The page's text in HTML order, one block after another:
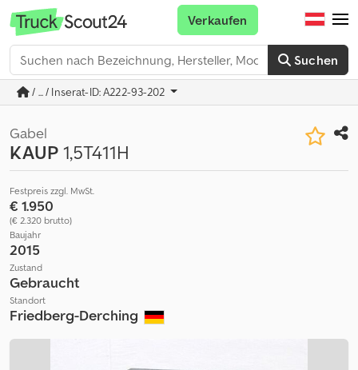
Suchen
Verkaufen
/ ... / Inserat-ID: A222-93-202
Gabel
KAUP1,5T411H
Festpreis zzgl. MwSt.
€ 1.950
(€ 2.320 brutto)
Baujahr
2015
Zustand
Gebraucht
Standort
Friedberg-Derching